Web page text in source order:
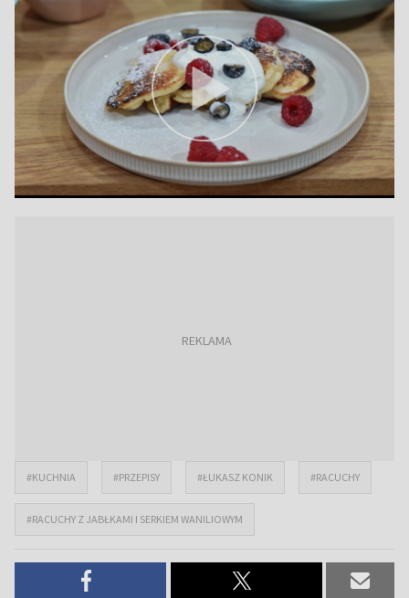
#KUCHNIA #PRZEPISY #ŁUKASZ KONIK #RACUCHY
#RACUCHY Z JABŁKAMI I SERKIEM WANILIOWYM